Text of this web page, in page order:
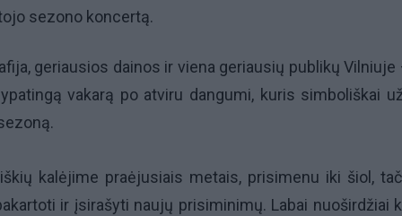
sezono koncertą.
geriausios dainos ir viena geriausių publikų Vilniuje
vakarą po atviru dangumi, kuris simboliškai
kalėjime praėjusiais metais, prisimenu iki šiol,
ir įsirašyti naujų prisiminimų. Labai nuoširdžiai